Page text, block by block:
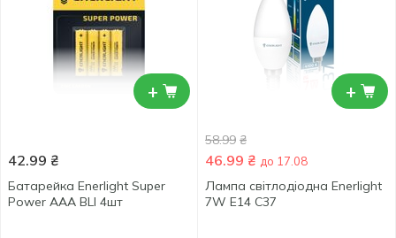
+
42.99 ₴
Батарейка Enerlight Super
Power AAA BLI 4шт
+
58.99 ₴
46.99 ₴ до 17.08
Лампа світлодіодна Enerlight
7W E14 C37